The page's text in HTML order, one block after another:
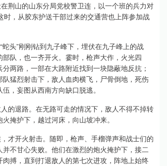
荆山的山东分局党校警卫连，以一个班的兵力对
，从胶东护送干部过来的交通营也上阵参加战
头”刚刚钻到九子峰下，埋伏在九子峰上的战
队，也一齐开火。霎时，枪声大作，火光四
两路，一部在大路附近找到一块隐蔽地反抗；
猛烈射击下，敌人血肉横飞，尸骨倒地，死伤
，妄图从西南方向缺口脱逃。
的退路。在无路可走的情况下，敌人不得不掉转
掩护下，越过河床，向山坡冲来。
才开火射击。随即，枪声、手榴弹声和战士们的
不甘心失败。他们在激烈的炮火掩护下，接二
搏，直到打退敌人的第七次进攻，阵地上始终